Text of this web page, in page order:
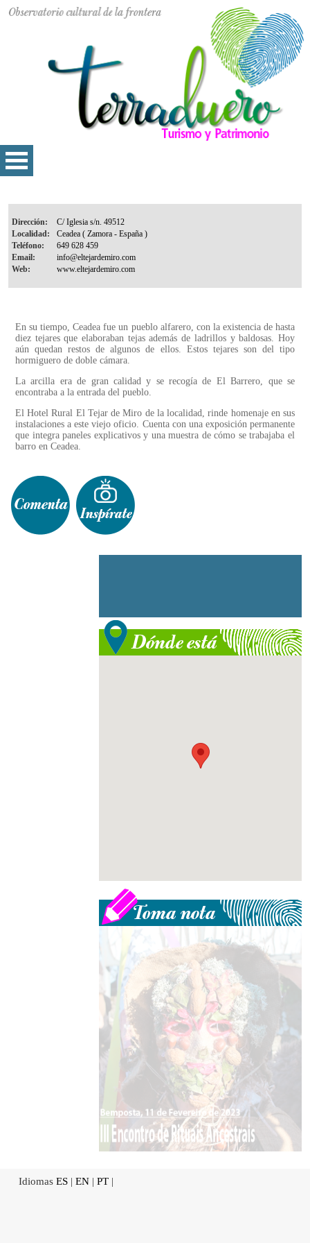
Dirección:
Localidad:
Teléfono:
Email:
Web:
En su tiempo, Ceadea fue un pueblo alfarero, con la existencia de hasta
diez tejares que elaboraban tejas además de ladrillos y baldosas. Hoy
aún quedan restos de algunos de ellos. Estos tejares son del tipo
hormiguero de doble cámara.
La arcilla era de gran calidad y se recogía de El Barrero, que se
encontraba a la entrada del pueblo.
El Hotel Rural El Tejar de Miro de la localidad, rinde homenaje en sus
instalaciones a este viejo oficio. Cuenta con una exposición permanente
que integra paneles explicativos y una muestra de cómo se trabajaba el
barro en Ceadea.
Idiomas ES | EN | PT |